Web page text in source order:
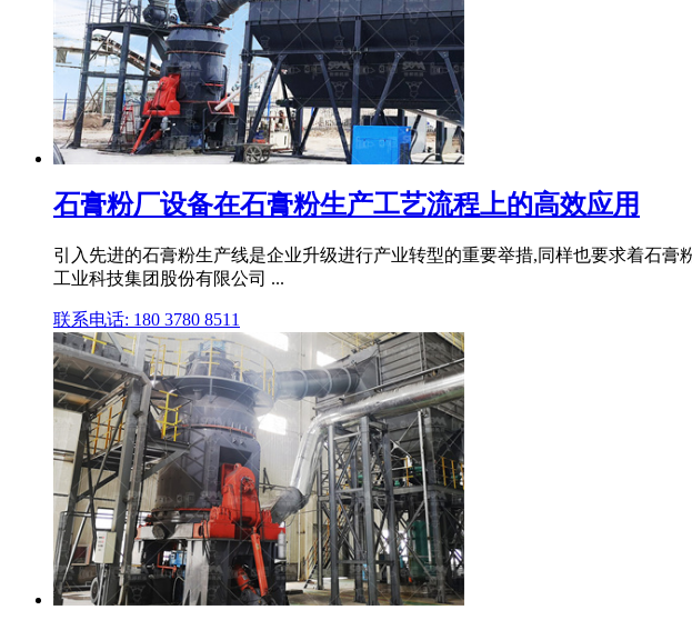
石膏粉厂设备在石膏粉生产工艺流程上的高效应用
引入先进的石膏粉生产线是企业升级进行产业转型的重要举措,同样也要求着石
工业科技集团股份有限公司 ...
联系电话: 180 3780 8511